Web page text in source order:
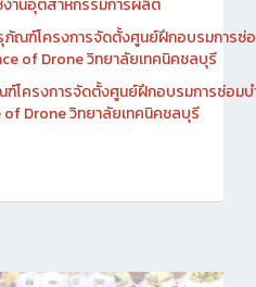
ฑ์ชุดปฏิบัติการเรียนรู้และควบคุมหุ่นยน
งานอุตสาหกรรมการผลิต
ภัณฑ์โครงการจัดตั้งศูนย์ฝึกอบรมการซ่
of Drone วิทยาลัยเทคนิคชลบุรี
โครงการจัดตั้งศูนย์ฝึกอบรมการซ่อมบ